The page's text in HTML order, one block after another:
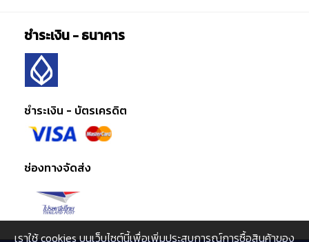
ชำระเงิน - ธนาคาร
ชำระเงิน - บัตรเครดิต
ช่องทางจัดส่ง
เราใช้ cookies บนเว็บไซต์นี้เพื่อเพิ่มประสบการณ์การซื้อสินค้าของ